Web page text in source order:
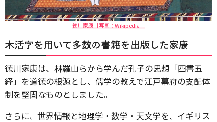
徳川家康［写真：Wikipedia］
木活字を用いて多数の書籍を出版した家康
徳川家康は、林羅山らから学んだ孔子の思想「四書五
経」を道徳の根源とし、儒学の教えで江戸幕府の支配体
制を堅固なものとしました。
さらに、世界情報と地理学・数学・天文学を、イギリス